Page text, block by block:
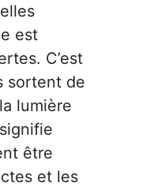
est
C’est
sortent de
lumière
être
et les